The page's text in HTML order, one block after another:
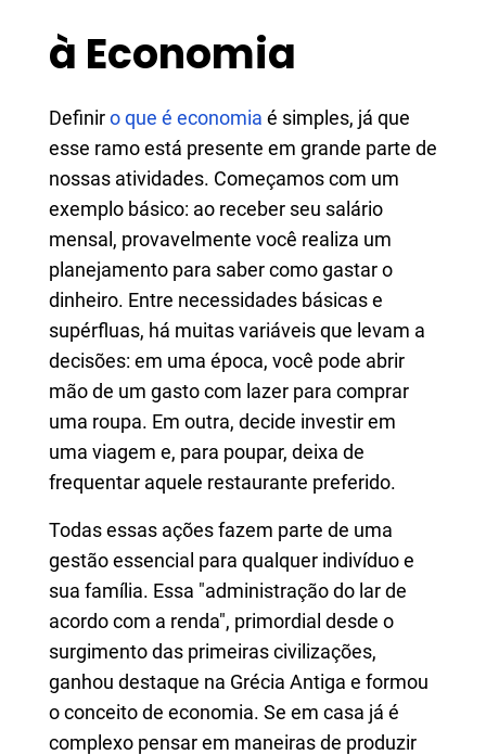
à Economia
Definiro que é economia é simples, já que
esse ramo está presente em grande parte de
nossas atividades. Começamos com um
exemplo básico: ao receber seu salário
mensal, provavelmente você realiza um
planejamento para saber como gastar o
dinheiro. Entre necessidades básicas e
supérfluas, há muitas variáveis que levam a
decisões: em uma época, você pode abrir
mão de um gasto com lazer para comprar
uma roupa. Em outra, decide investir em
uma viagem e, para poupar, deixa de
frequentar aquele restaurante preferido.
Todas essas ações fazem parte de uma
gestão essencial para qualquer indivíduo e
sua família. Essa "administração do lar de
acordo com a renda", primordial desde o
surgimento das primeiras civilizações,
ganhou destaque na Grécia Antiga e formou
o conceito de economia. Se em casa já é
complexo pensar em maneiras de produzir